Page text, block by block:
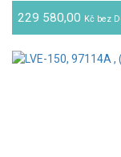
229 580,00 Kč bez